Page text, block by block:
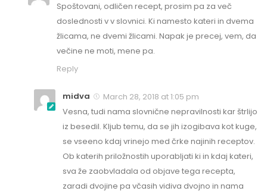
Spoštovani, odličen recept, prosim pa za več
doslednosti v v slovnici. Ki namesto kateri in dvema
žlicama, ne dvemi žlicami. Napak je precej, vem, da
večine ne moti, mene pa.
Reply
midva
March 28, 2018 at 1:05 pm
Vesna, tudi nama slovnične nepravilnosti kar štrlijo
iz besedil. Kljub temu, da se jih izogibava kot kuge,
se vseeno kdaj vrinejo med črke najinih receptov.
Ob katerih priložnostih uporabljati ki in kdaj kateri,
sva že zaobvladala od objave tega recepta,
zaradi dvojine pa včasih vidiva dvojno in nama